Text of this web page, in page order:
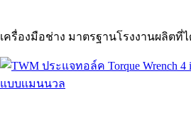
เครื่องมือช่าง มาตรฐานโรงงานผลิต